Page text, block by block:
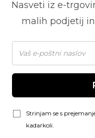
Nasveti iz e-
malih podjetij
Strinjam se s
kadarkoli.